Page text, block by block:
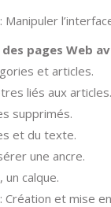
pages Web
et articles.
liés aux articles.
supprimés.
et du texte.
une ancre.
calque.
Création et mise